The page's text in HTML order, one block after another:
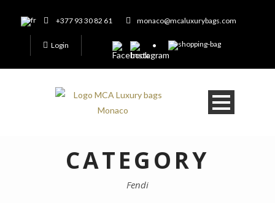
+377 93 30 82 61 monaco@mcaluxurybags.com
Login
CATEGORY
Fendi